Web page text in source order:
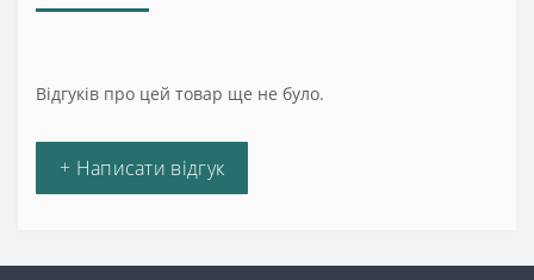
Відгуків про цей товар ще не було.
+ Написати відгук